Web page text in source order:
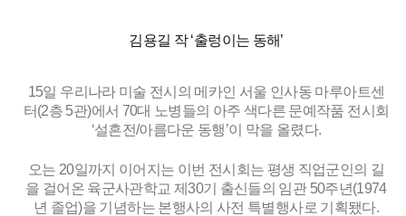
김용길 작 ‘출렁이는 동해’
15일 우리나라 미술 전시의 메카인 서울 인사동 마루아트센
터(2층 5관)에서 70대 노병들의 아주 색다른 문예작품 전시회
‘설흔전/아름다운 동행’이 막을 올렸다.
오는 20일까지 이어지는 이번 전시회는 평생 직업군인의 길
을 걸어온 육군사관학교 제30기 출신들의 임관 50주년(1974
년 졸업)을 기념하는 본행사의 사전 특별행사로 기획됐다.